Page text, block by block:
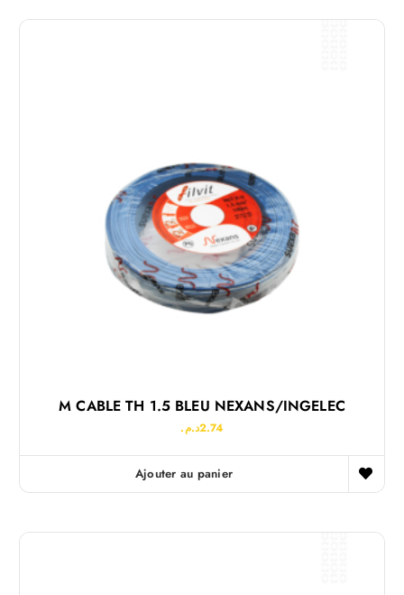
M CABLE TH 1.5 BLEU NEXANS/INGELEC
2.74د.م.
Ajouter au panier